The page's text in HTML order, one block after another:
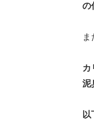
の
ま
カ
泥
以